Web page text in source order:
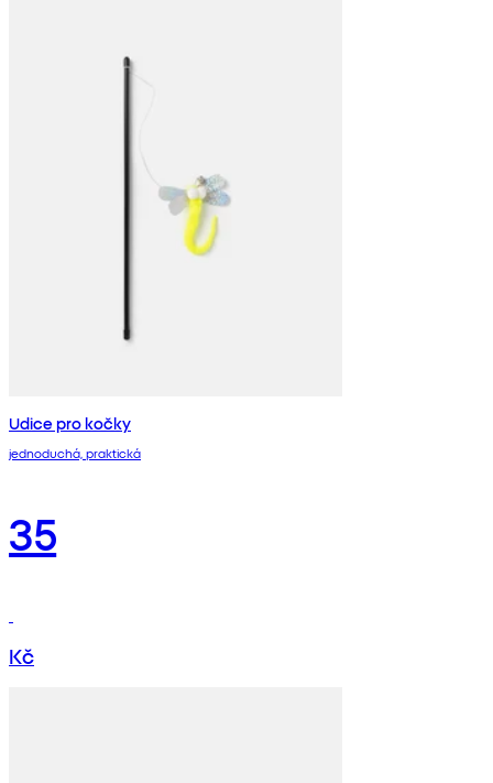
Udice pro kočky
jednoduchá, praktická
35
Kč